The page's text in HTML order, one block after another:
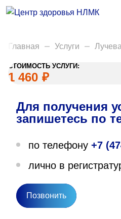
Анализы
Акции
Пациентам
Вакансии
О нас
Направления деятельности
Главная Услуги
СТОИМОСТЬ УСЛУГИ:
1 460 ₽
Для получения
запишетесь по
по телефону +7
лично в
Позвонить